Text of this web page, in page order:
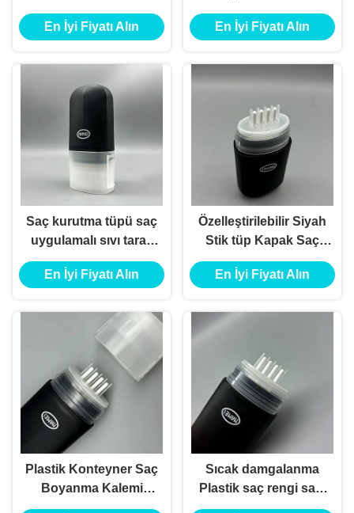
Yapışkan Paketleme
Logoyla Boş Siyah
Tüp
En İyi Fiyatı Alın
Paketleme Dokunarak
Yapışkan Saç Rengi
Hava Sıkıcılığı
En İyi Fiyatı Alın
Saç kurutma tüpü saç
uygulamalı sıvı tarak
saç için tüp şişe
ambalaj saç boyası 4
uygulamalı tarak ile
En İyi Fiyatı Alın
Özelleştirilebilir Siyah
Stik tüp Kapak Saç
Sihirli Kök Kapak
Kem ile Paketleme
Eşsiz Şekil Saç Rengi
En İyi Fiyatı Alın
Plastik Konteyner Saç
Boyanma Kalemi
Döner Saç Çubuğu ve
Sıcak damgalanma
Plastik saç rengi sapı
tüp kapağı